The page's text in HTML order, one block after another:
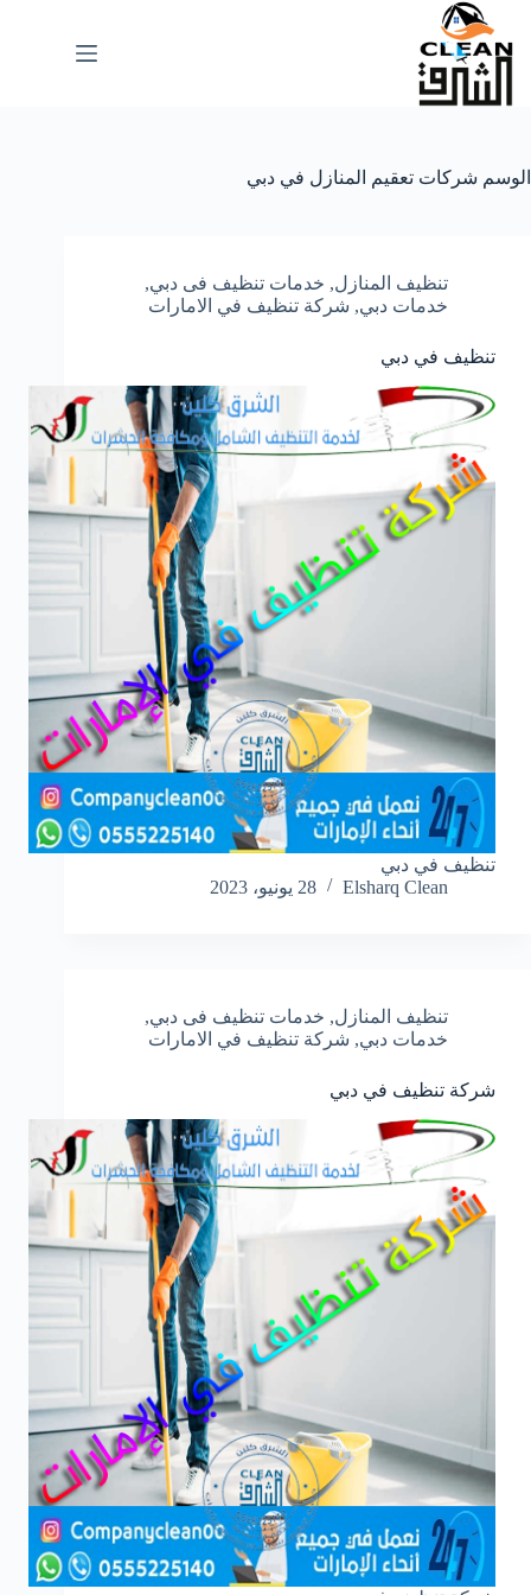
التجاوز
المحتوى
الوسم شركات تعقيم المنازل في دبي
تنظيف المنازل, خدمات تنظيف فى دبي,
خدمات دبي, شركة تنظيف في الامارات
تنظيف في دبي
تنظيف في دبي
Elsharq Clean
28 يونيو، 2023
تنظيف المنازل, خدمات تنظيف فى دبي,
خدمات دبي, شركة تنظيف في الامارات
شركة تنظيف في دبي